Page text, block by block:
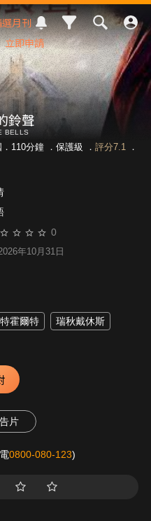
立即申請
月刊
鈴聲
BELLS
110分鐘 ． 保護級 ． 評分7.1．
0
年10月31日
霍爾特 瑞秋戴休斯
片
0800-080-123)